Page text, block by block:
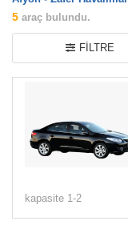
5 araç bulundu.
FILTRE
kapasite 1-2